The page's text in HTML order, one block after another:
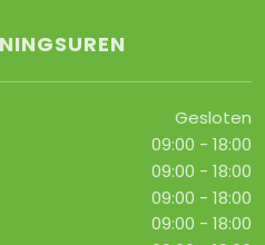
Gesloten
09:00 - 18:00
09:00 - 18:00
09:00 - 18:00
09:00 - 18:00